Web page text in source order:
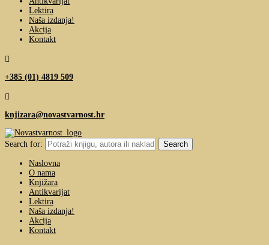
Lektira
Naša izdanja!
Akcija
Kontakt

+385 (01) 4819 509

knjizara@novastvarnost.hr
Search for:
Naslovna
O nama
Knjižara
Antikvarijat
Lektira
Naša izdanja!
Akcija
Kontakt